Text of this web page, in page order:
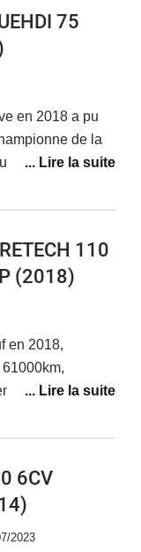
voiture non
garage
75
en 2018 a pu
de la
100km pas de
110
(2018)
en 2018,
dans le
à conduire mais
6CV
2023